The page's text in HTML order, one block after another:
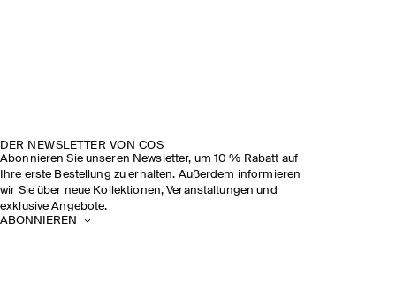
DER NEWSLETTER VON COS
Abonnieren Sie unseren Newsletter, um 10 % Rabatt auf
Ihre erste Bestellung zu erhalten. Außerdem informieren
wir Sie über neue Kollektionen, Veranstaltungen und
exklusive Angebote.
ABONNIEREN